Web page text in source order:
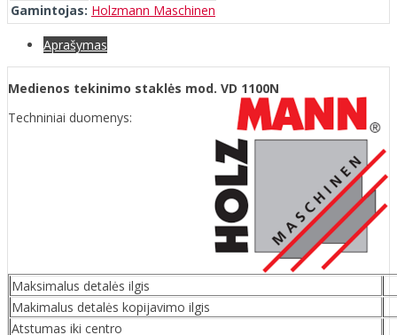
Gamintojas: Holzmann Maschinen
Aprašymas
Medienos tekinimo staklės mod. VD 1100N
Techniniai duomenys:
Maksimalus detalės ilgis
Makimalus detalės kopijavimo ilgis
Atstumas iki centro